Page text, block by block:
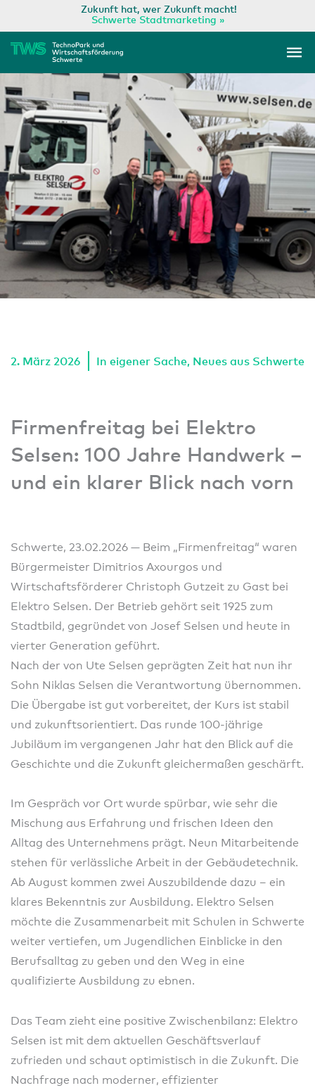
Inhalt
springen
Zukunft hat, wer Zukunft macht!
Schwerte Stadtmarketing »
2. März 2026 In eigener Sache, Neues aus Schwerte
Firmenfreitag bei Elektro
Selsen: 100 Jahre Handwerk –
und ein klarer Blick nach vorn
Schwerte, 23.02.2026 — Beim „Firmenfreitag“ waren
Bürgermeister Dimitrios Axourgos und
Wirtschaftsförderer Christoph Gutzeit zu Gast bei
Elektro Selsen. Der Betrieb gehört seit 1925 zum
Stadtbild, gegründet von Josef Selsen und heute in
vierter Generation geführt.
Nach der von Ute Selsen geprägten Zeit hat nun ihr
Sohn Niklas Selsen die Verantwortung übernommen.
Die Übergabe ist gut vorbereitet, der Kurs ist stabil
und zukunftsorientiert. Das runde 100-jährige
Jubiläum im vergangenen Jahr hat den Blick auf die
Geschichte und die Zukunft gleichermaßen geschärft.
Im Gespräch vor Ort wurde spürbar, wie sehr die
Mischung aus Erfahrung und frischen Ideen den
Alltag des Unternehmens prägt. Neun Mitarbeitende
stehen für verlässliche Arbeit in der Gebäudetechnik.
Ab August kommen zwei Auszubildende dazu – ein
klares Bekenntnis zur Ausbildung. Elektro Selsen
möchte die Zusammenarbeit mit Schulen in Schwerte
weiter vertiefen, um Jugendlichen Einblicke in den
Berufsalltag zu geben und den Weg in eine
qualifizierte Ausbildung zu ebnen.
Das Team zieht eine positive Zwischenbilanz: Elektro
Selsen ist mit dem aktuellen Geschäftsverlauf
zufrieden und schaut optimistisch in die Zukunft. Die
Nachfrage nach moderner, effizienter